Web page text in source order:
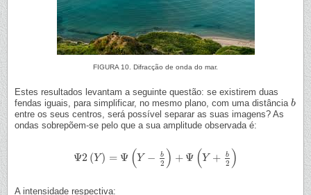
FIGURA 10. Difracção de onda do mar.
Estes resultados levantam a seguinte questão: se existirem duas
fendas iguais, para simplificar, no mesmo plano, com uma distância b
b
entre os seus centros, será possível separar as suas imagens? As
ondas sobrepõem-se pelo que a sua amplitude observada é:
Ψ2 (Y ) = Ψ (Y − b
2 ) + Ψ (Y + b
2 )
Ψ2( Y)=Ψ(Y −b 2 )+ Ψ(Y+ b2 )
A intensidade respectiva: